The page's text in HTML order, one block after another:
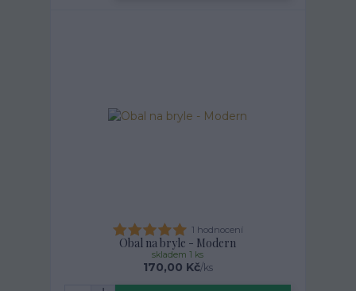
1 hodnocení
Obal na bryle - Modern
170,00 Kč/ks
skladem 1 ks